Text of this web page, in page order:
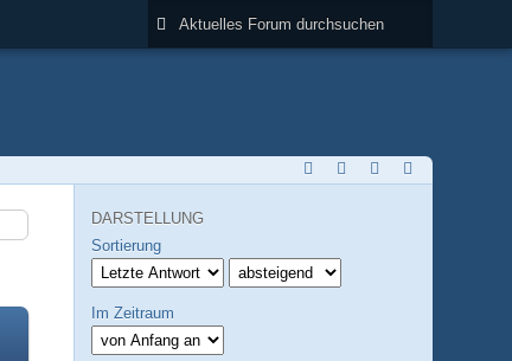
DARSTELLUNG
Sortierung
Im Zeitraum